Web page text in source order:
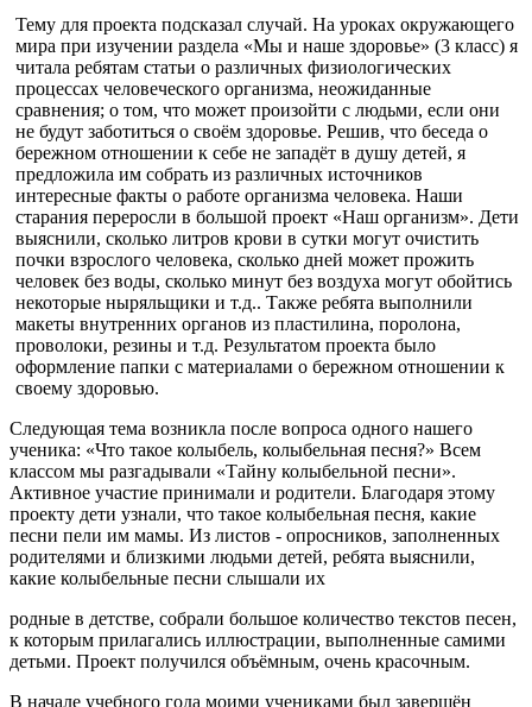
Тему для проекта подсказал случай. На уроках окружающего
мира при изучении раздела «Мы и наше здоровье» (3 класс) я
читала ребятам статьи о различных физиологических
процессах человеческого организма, неожиданные
сравнения; о том, что может произойти с людьми, если они
не будут заботиться о своём здоровье. Решив, что беседа о
бережном отношении к себе не западёт в душу детей, я
предложила им собрать из различных источников
интересные факты о работе организма человека. Наши
старания переросли в большой проект «Наш организм». Дети
выяснили, сколько литров крови в сутки могут очистить
почки взрослого человека, сколько дней может прожить
человек без воды, сколько минут без воздуха могут обойтись
некоторые ныряльщики и т.д.. Также ребята выполнили
макеты внутренних органов из пластилина, поролона,
проволоки, резины и т.д. Результатом проекта было
оформление папки с материалами о бережном отношении к
своему здоровью.
Следующая тема возникла после вопроса одного нашего
ученика: «Что такое колыбель, колыбельная песня?» Всем
классом мы разгадывали «Тайну колыбельной песни».
Активное участие принимали и родители. Благодаря этому
проекту дети узнали, что такое колыбельная песня, какие
песни пели им мамы. Из листов - опросников, заполненных
родителями и близкими людьми детей, ребята выяснили,
какие колыбельные песни слышали их
родные в детстве, собрали большое количество текстов песен,
к которым прилагались иллюстрации, выполненные самими
детьми. Проект получился объёмным, очень красочным.
В начале учебного года моими учениками был завершён